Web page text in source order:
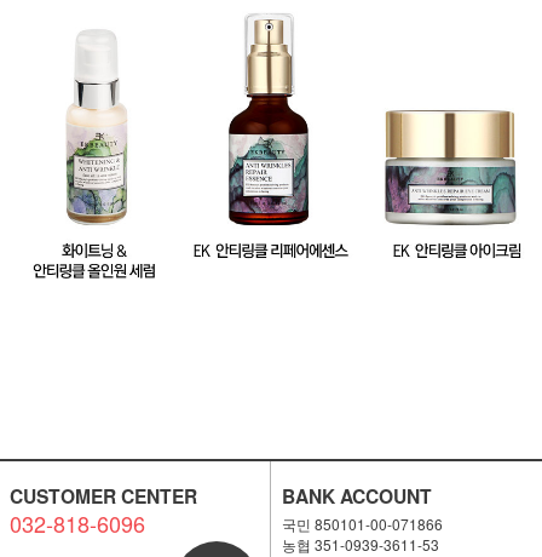
CUSTOMER CENTER
032-818-6096
BANK ACCOUNT
국민 850101-00-071866
농협 351-0939-3611-53